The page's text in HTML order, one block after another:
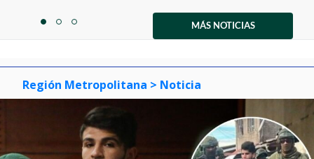
itemitemitem
MÁS NOTICIAS
Región Metropolitana > Noticia